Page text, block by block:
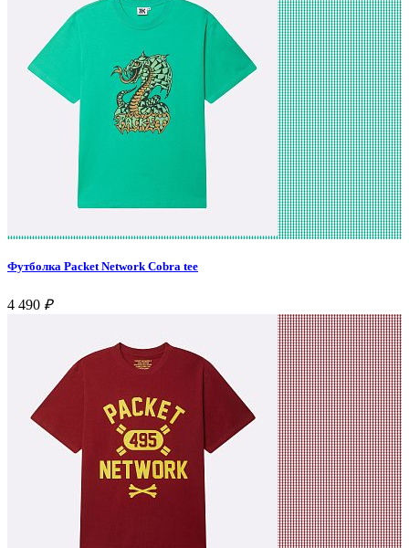
Футболка Packet Network Cobra tee
4 490 ₽